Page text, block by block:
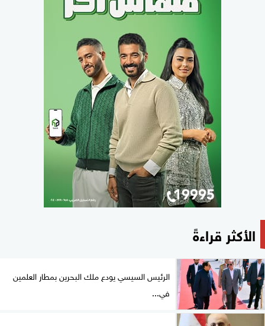
الأكثر قراءةً
الرئيس السيسي يودع ملك البحرين بمطار العلمين
في...